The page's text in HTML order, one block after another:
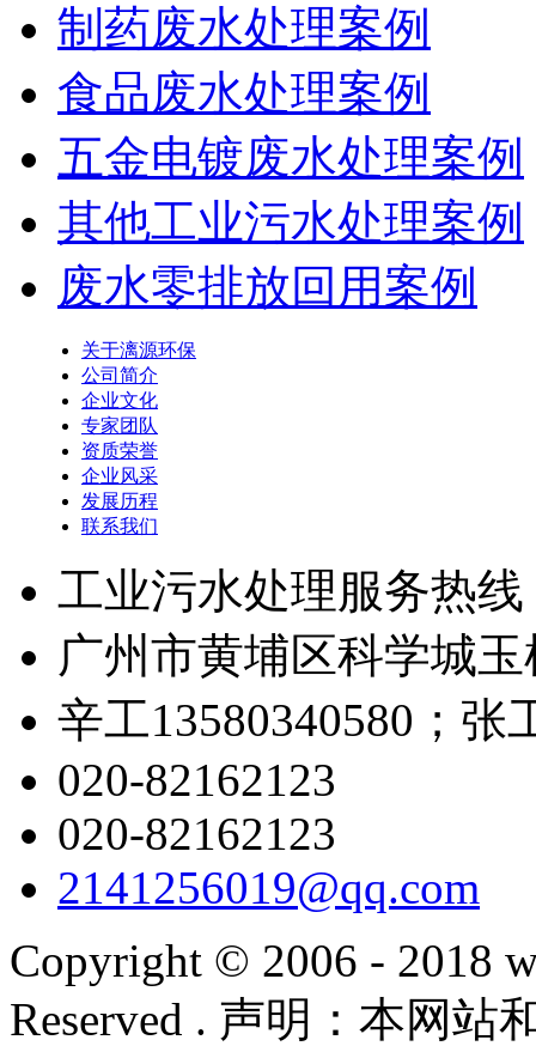
制药废水处理案例
食品废水处理案例
五金电镀废水处理案例
其他工业污水处理案例
废水零排放回用案例
关于漓源环保
公司简介
企业文化
专家团队
资质荣誉
企业风采
发展历程
联系我们
工业污水处理服务热线
广州市黄埔区科学城
辛工13580340580；张
020-82162123
020-82162123
2141256019@qq.com
Copyright © 2006 - 2018
Reserved . 声明：本网